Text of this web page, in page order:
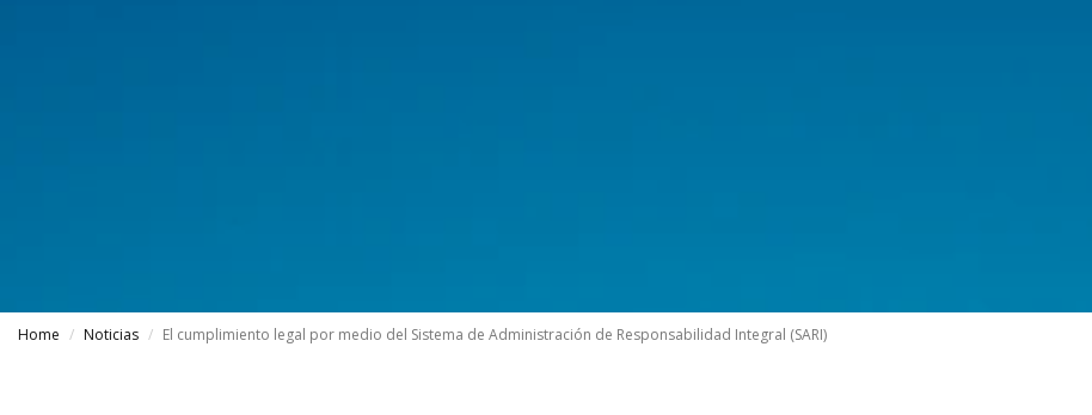
Home Noticias El cumplimiento legal por medio del Sistema de Administración de Responsabilidad Integral (SARI)